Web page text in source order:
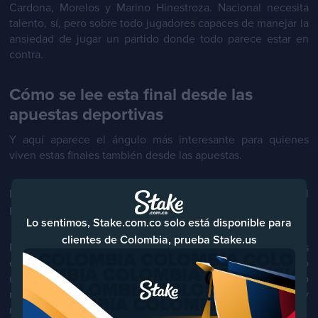
Cardona, Morelos y Marino Hinestroza. Nacional necesita
talento, sí, pero sobre todo jugadores capaces de manejar la
ansiedad de jugar un partido donde todo parece estar en
contra.
Cómo se lee esta final desde las
apuestas deportivas
Y aquí aparece el ángulo más interesante para quienes
viven estas finales también desde las apuestas.
La gran pregunta ya no parece ser solo quién gana el
partido. También qué tipo de partido vamos a ver.
Porque la historia sugiere algo muy distinto para ambos
equipos. Nacional está obligado a atacar desde el minuto
uno. Junior puede esperar, administrar y contragolpear. Eso
normalmente genera escenarios abiertos, espacios y
muchas transiciones.
Lo sentimos, Stake.com.co solo está disponible para
clientes de Colombia, prueba Stake.us